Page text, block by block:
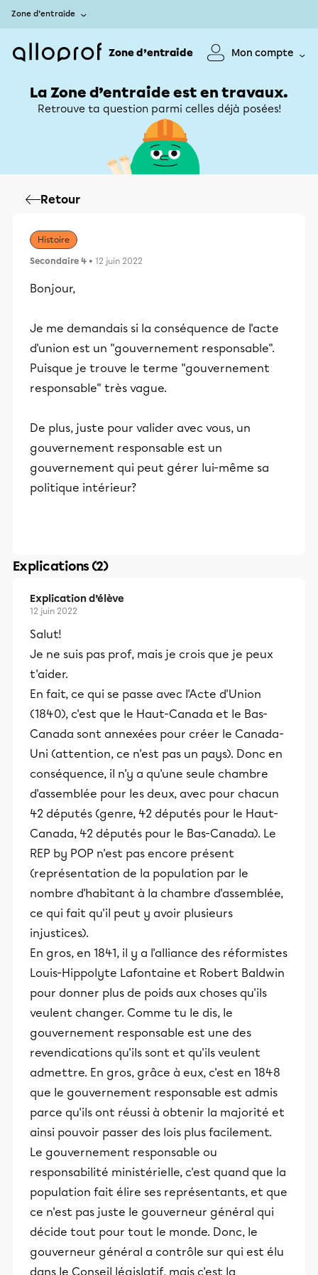
Zone d’entraide
Zone d’entraide Mon compte
La Zone d’entraide est en travaux.
Retrouve ta question parmi celles déjà posées!
Retour
Histoire
Secondaire 4 • 12 juin 2022
Bonjour,
Je me demandais si la conséquence de l'acte
d'union est un "gouvernement responsable".
Puisque je trouve le terme "gouvernement
responsable" très vague.
De plus, juste pour valider avec vous, un
gouvernement responsable est un
gouvernement qui peut gérer lui-même sa
politique intérieur?
Explications (2)
Explication d’élève
12 juin 2022
Salut!
Je ne suis pas prof, mais je crois que je peux
t'aider.
En fait, ce qui se passe avec l'Acte d'Union
(1840), c'est que le Haut-Canada et le Bas-
Canada sont annexées pour créer le Canada-
Uni (attention, ce n'est pas un pays). Donc en
conséquence, il n'y a qu'une seule chambre
d'assemblée pour les deux, avec pour chacun
42 députés (genre, 42 députés pour le Haut-
Canada, 42 députés pour le Bas-Canada). Le
REP by POP n'est pas encore présent
(représentation de la population par le
nombre d'habitant à la chambre d'assemblée,
ce qui fait qu'il peut y avoir plusieurs
injustices).
En gros, en 1841, il y a l'alliance des réformistes
Louis-Hippolyte Lafontaine et Robert Baldwin
pour donner plus de poids aux choses qu'ils
veulent changer. Comme tu le dis, le
gouvernement responsable est une des
revendications qu'ils sont et qu'ils veulent
admettre. En gros, grâce à eux, c'est en 1848
que le gouvernement responsable est admis
parce qu'ils ont réussi à obtenir la majorité et
ainsi pouvoir passer des lois plus facilement.
Le gouvernement responsable ou
responsabilité ministérielle, c'est quand que la
population fait élire ses représentants, et que
ce n'est pas juste le gouverneur général qui
décide tout pour tout le monde. Donc, le
gouverneur général a contrôle sur qui est élu
dans le Conseil législatif, mais c'est la